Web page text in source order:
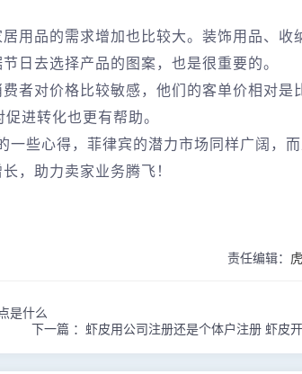
用品的需求增加也比较大。装饰用品、收
日去选择产品的图案，也是很重要的。
者对价格比较敏感，他们的客单价相对是
进转化也更有帮助。
一些心得，菲律宾的潜力市场同样广阔，
，助力卖家业务腾飞！
责任编辑：
是什么
下一篇 ： 虾皮用公司注册还是个体户注册 虾皮